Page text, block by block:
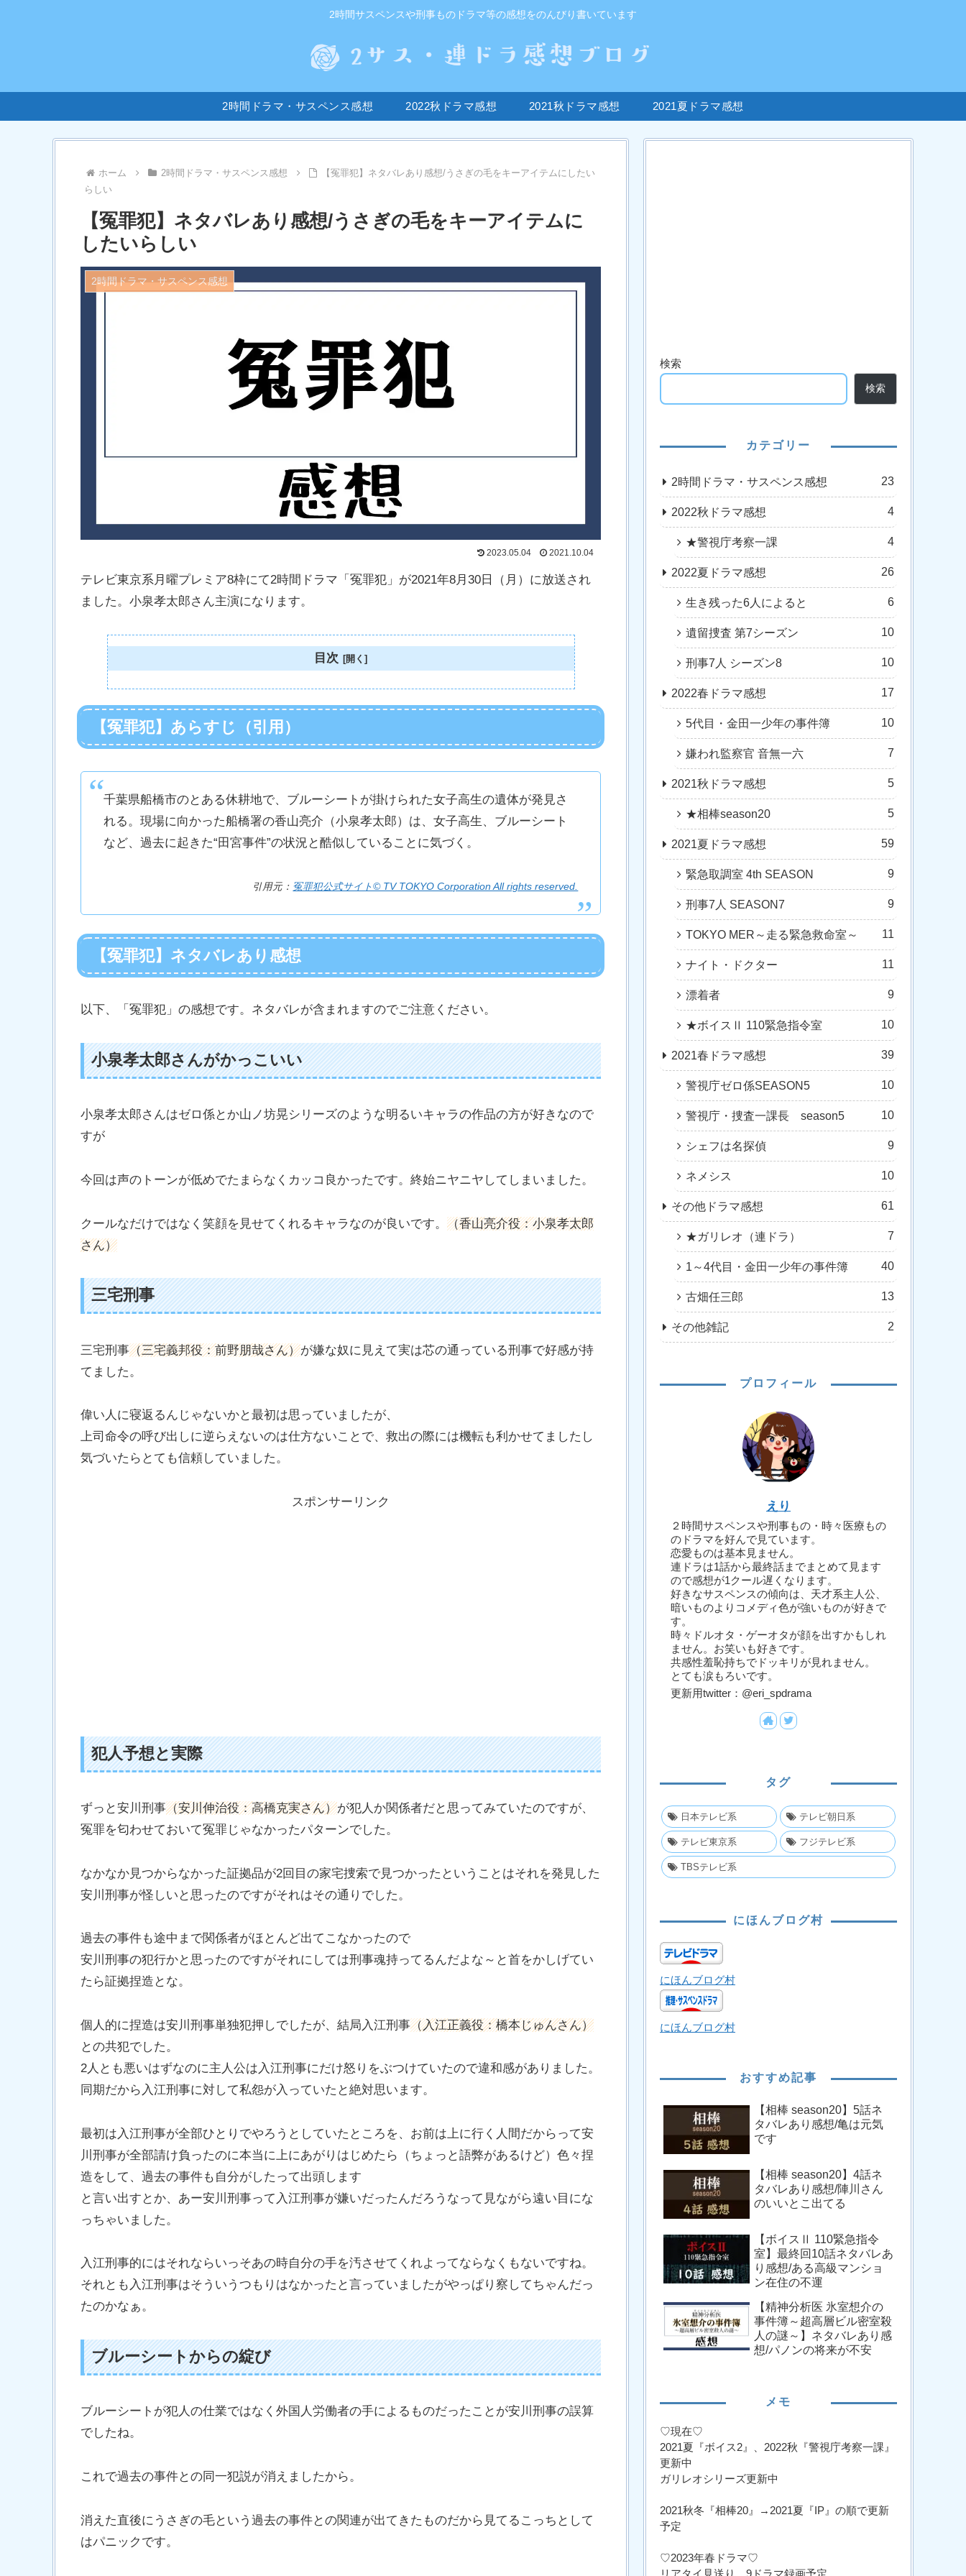
2時間サスペンスや刑事ものドラマ等の感想をのんびり書いています
2時間ドラマ・サスペンス感想 2022秋ドラマ感想 2021秋ドラマ感想 2021夏ドラマ感想
ホーム 2時間ドラマ・サスペンス感想
【冤罪犯】ネタバレあり感想/うさぎの毛をキーアイテムにしたい
らしい
【冤罪犯】ネタバレあり感想/うさぎの毛をキーアイテムに
したいらしい
2時間ドラマ・サスペンス感想
2023.05.04 2021.10.04
テレビ東京系月曜プレミア8枠にて2時間ドラマ「冤罪犯」が2021年8月30日（月）に放送され
ました。小泉孝太郎さん主演になります。
目次
【冤罪犯】あらすじ（引用）
千葉県船橋市のとある休耕地で、ブルーシートが掛けられた女子高生の遺体が発見さ
れる。現場に向かった船橋署の香山亮介（小泉孝太郎）は、女子高生、ブルーシート
など、過去に起きた“田宮事件”の状況と酷似していることに気づく。
引用元： 冤罪犯公式サイト© TV TOKYO Corporation All rights reserved.
【冤罪犯】ネタバレあり感想
以下、「冤罪犯」の感想です。ネタバレが含まれますのでご注意ください。
小泉孝太郎さんがかっこいい
小泉孝太郎さんはゼロ係とか山ノ坊晃シリーズのような明るいキャラの作品の方が好きなので
すが
今回は声のトーンが低めでたまらなくカッコ良かったです。終始ニヤニヤしてしまいました。
クールなだけではなく笑顔を見せてくれるキャラなのが良いです。 （香山亮介役：小泉孝太郎
さん）
三宅刑事
三宅刑事（三宅義邦役：前野朋哉さん）が嫌な奴に見えて実は芯の通っている刑事で好感が持
てました。
偉い人に寝返るんじゃないかと最初は思っていましたが、
上司命令の呼び出しに逆らえないのは仕方ないことで、救出の際には機転も利かせてましたし
気づいたらとても信頼していました。
スポンサーリンク
犯人予想と実際
ずっと安川刑事（安川伸治役：高橋克実さん）が犯人か関係者だと思ってみていたのですが、
冤罪を匂わせておいて冤罪じゃなかったパターンでした。
なかなか見つからなかった証拠品が2回目の家宅捜索で見つかったということはそれを発見した
安川刑事が怪しいと思ったのですがそれはその通りでした。
過去の事件も途中まで関係者がほとんど出てこなかったので
安川刑事の犯行かと思ったのですがそれにしては刑事魂持ってるんだよな～と首をかしげてい
たら証拠捏造とな。
個人的に捏造は安川刑事単独犯押しでしたが、結局入江刑事（入江正義役：橋本じゅんさん）
との共犯でした。
2人とも悪いはずなのに主人公は入江刑事にだけ怒りをぶつけていたので違和感がありました。
同期だから入江刑事に対して私怨が入っていたと絶対思います。
最初は入江刑事が全部ひとりでやろうとしていたところを、お前は上に行く人間だからって安
川刑事が全部請け負ったのに本当に上にあがりはじめたら（ちょっと語弊があるけど）色々捏
造をして、過去の事件も自分がしたって出頭します
と言い出すとか、あー安川刑事って入江刑事が嫌いだったんだろうなって見ながら遠い目にな
っちゃいました。
入江刑事的にはそれならいっそあの時自分の手を汚させてくれよってならなくもないですね。
それとも入江刑事はそういうつもりはなかったと言っていましたがやっぱり察してちゃんだっ
たのかなぁ。
ブルーシートからの綻び
ブルーシートが犯人の仕業ではなく外国人労働者の手によるものだったことが安川刑事の誤算
でしたね。
これで過去の事件との同一犯説が消えましたから。
消えた直後にうさぎの毛という過去の事件との関連が出てきたものだから見てるこっちとして
はパニックです。
検索
検索
カテゴリー
2時間ドラマ・サスペンス感想 23
2022秋ドラマ感想 4
★警視庁考察一課 4
2022夏ドラマ感想 26
生き残った6人によると 6
遺留捜査 第7シーズン 10
刑事7人 シーズン8 10
2022春ドラマ感想 17
5代目・金田一少年の事件簿 10
嫌われ監察官 音無一六 7
2021秋ドラマ感想 5
★相棒season20 5
2021夏ドラマ感想 59
緊急取調室 4th SEASON 9
刑事7人 SEASON7 9
TOKYO MER～走る緊急救命室～ 11
ナイト・ドクター 11
漂着者 9
★ボイスⅡ 110緊急指令室 10
2021春ドラマ感想 39
警視庁ゼロ係SEASON5 10
警視庁・捜査一課長 season5 10
シェフは名探偵 9
ネメシス 10
その他ドラマ感想 61
★ガリレオ（連ドラ） 7
1～4代目・金田一少年の事件簿 40
古畑任三郎 13
その他雑記 2
プロフィール
えり
２時間サスペンスや刑事もの・時々医療もの
のドラマを好んで見ています。
恋愛ものは基本見ません。
連ドラは1話から最終話までまとめて見ます
ので感想が1クール遅くなります。
好きなサスペンスの傾向は、天才系主人公、
暗いものよりコメディ色が強いものが好きで
す。
時々ドルオタ・ゲーオタが顔を出すかもしれ
ません。お笑いも好きです。
共感性羞恥持ちでドッキリが見れません。
とても涙もろいです。
更新用twitter：@eri_spdrama
タグ
日本テレビ系 テレビ朝日系
テレビ東京系 フジテレビ系
TBSテレビ系
にほんブログ村
にほんブログ村
にほんブログ村
おすすめ記事
【相棒 season20】5話ネ
タバレあり感想/亀は元気
です
【相棒 season20】4話ネ
タバレあり感想/陣川さん
のいいとこ出てる
【ボイスⅡ 110緊急指令
室】最終回10話ネタバレあ
り感想/ある高級マンショ
ン在住の不運
【精神分析医 氷室想介の
事件簿～超高層ビル密室殺
人の謎～】ネタバレあり感
想/パノンの将来が不安
メモ
♡現在♡
2021夏『ボイス2』、2022秋『警視庁考察一課』
更新中
ガリレオシリーズ更新中
2021秋冬『相棒20』→2021夏『IP』の順で更新
予定
♡2023年春ドラマ♡
リアタイ見送り、9ドラマ録画予定